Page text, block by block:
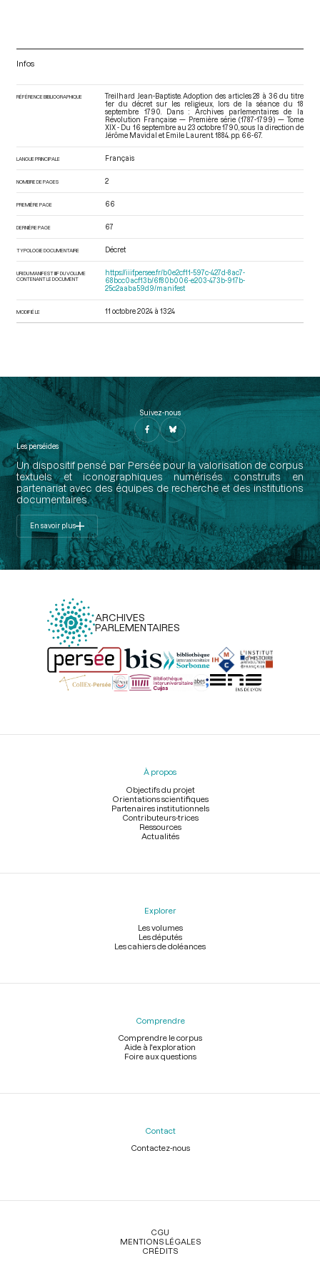
Infos
RÉFÉRENCE BIBLIOGRAPHIQUE
Treilhard Jean-Baptiste. Adoption des articles 28 à 36 du titre
1er du décret sur les religieux, lors de la séance du 18
septembre 1790. Dans : Archives parlementaires de la
Révolution Française — Première série (1787-1799) — Tome
XIX - Du 16 septembre au 23 octobre 1790 , sous la direction de
Jérôme Mavidal et Emile Laurent. 1884. pp. 66-67.
LANGUE PRINCIPALE Français
NOMBRE DE PAGES 2
PREMIÈRE PAGE 66
DERNIÈRE PAGE 67
TYPOLOGIE DOCUMENTAIRE Décret
URI DU MANIFEST IIIF DU VOLUME
CONTENANT LE DOCUMENT
https://iiif.persee.fr/b0e2cf11-597c-427d-8ac7-
68bcc0acf13b/6f80b006-e203-473b-917b-
25c2aaba59d9/manifest
MODIFIÉ LE 11 octobre 2024 à 13:24
Suivez-nous
Les perséides
Un dispositif pensé par Persée pour la valorisation de corpus
textuels et iconographiques numérisés construits en
partenariat avec des équipes de recherche et des institutions
documentaires.
En savoir plus
ARCHIVES
PARLEMENTAIRES
Menu
À propos
Objectifs du projet
Orientations scientifiques
Partenaires institutionnels
Contributeurs-trices
Ressources
Actualités
Explorer
Les volumes
Les députés
Les cahiers de doléances
Comprendre
Comprendre le corpus
Aide à l'exploration
Foire aux questions
Contact
Contactez-nous
Légal
CGU
MENTIONS LÉGALES
CRÉDITS